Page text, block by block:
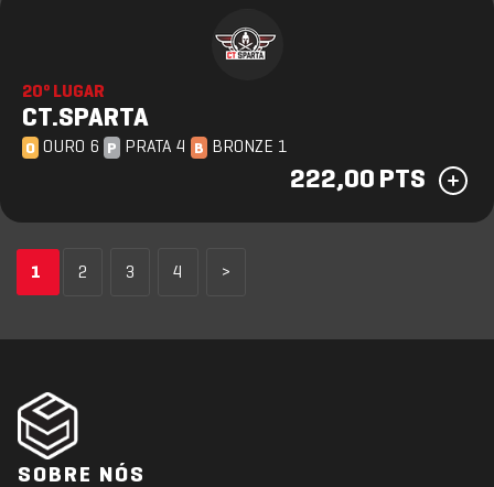
20º LUGAR
CT.SPARTA
O OURO 6 P PRATA 4 B BRONZE 1
222,00 PTS
1 2 3 4 >
SOBRE NÓS